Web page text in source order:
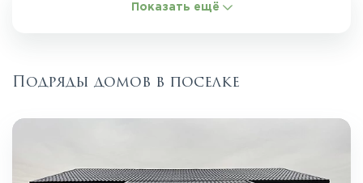
Показать ещё
Подряды домов в поселке